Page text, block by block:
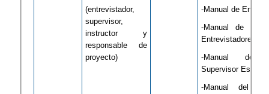
(entrevistador,
supervisor,
instructor y
responsable de
proyecto)
-Manual de
-Manual de
Entrevistadores
-Manual de
Supervisor Estatal
-Manual del